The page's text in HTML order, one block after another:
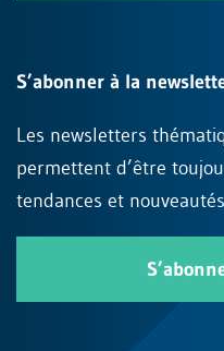
S’abonner à la
Les newsletters
permettent d’être
tendances et